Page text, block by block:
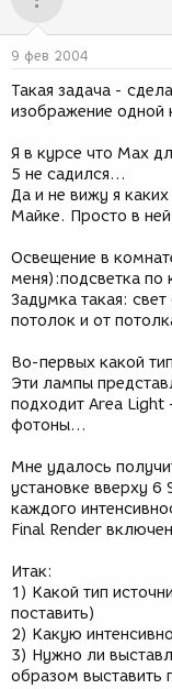
м
ы
д
н
и
9 фев 2004
Такая задача -
изображение одной
Я в курсе что Max
5 не садился...
Да и не вижу я
Майке. Просто в
Освещение в
меня):подсветка
Задумка такая:
потолок и от
Во-первых какой
Эти лампы
подходит Area Light
фотоны...
Мне удалось
установке вверху
каждого
Final Render
Итак:
1) Какой тип
поставить)
2) Какую
3) Нужно ли
образом выставить